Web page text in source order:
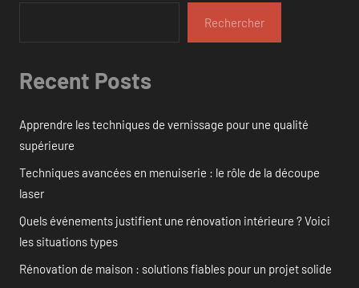
Rechercher
Recent Posts
Apprendre les techniques de vernissage pour une qualité
supérieure
Techniques avancées en menuiserie : le rôle de la découpe
laser
Quels événements justifient une rénovation intérieure ? Voici
les situations types
Rénovation de maison : solutions fiables pour un projet solide